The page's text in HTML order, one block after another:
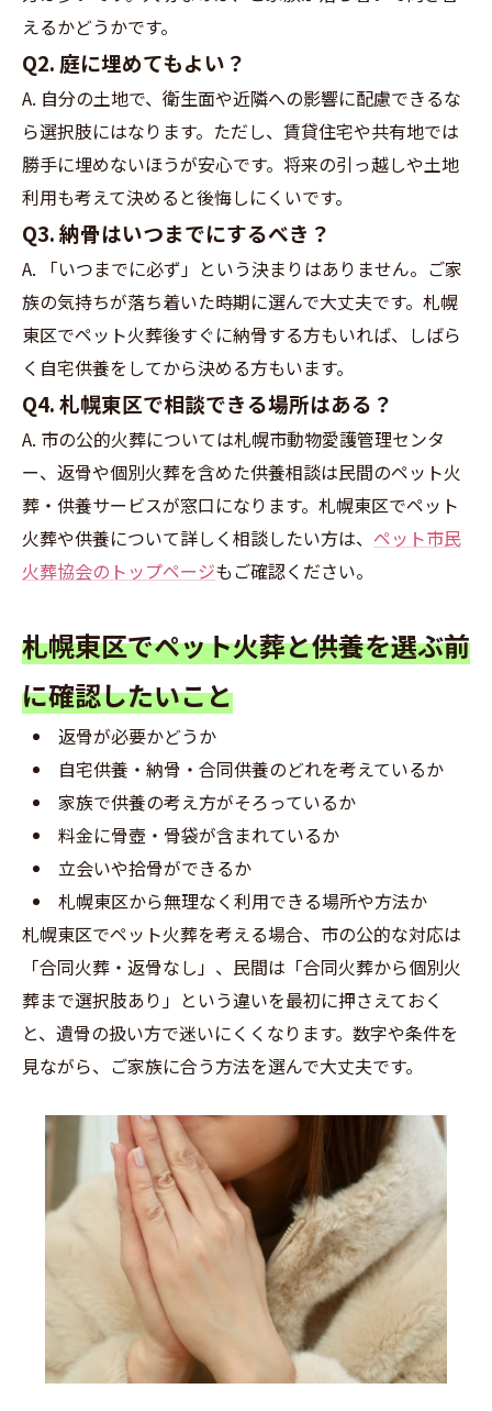
えるかどうかです。
Q2. 庭に埋めてもよい？
A. 自分の土地で、衛生面や近隣への影響に配慮できるな
ら選択肢にはなります。ただし、賃貸住宅や共有地では
勝手に埋めないほうが安心です。将来の引っ越しや土地
利用も考えて決めると後悔しにくいです。
Q3. 納骨はいつまでにするべき？
A. 「いつまでに必ず」という決まりはありません。ご家
族の気持ちが落ち着いた時期に選んで大丈夫です。札幌
東区でペット火葬後すぐに納骨する方もいれば、しばら
く自宅供養をしてから決める方もいます。
Q4. 札幌東区で相談できる場所はある？
A. 市の公的火葬については札幌市動物愛護管理センタ
ー、返骨や個別火葬を含めた供養相談は民間のペット火
葬・供養サービスが窓口になります。札幌東区でペット
火葬や供養について詳しく相談したい方は、 ペット市民
火葬協会のトップページもご確認ください。
札幌東区でペット火葬と供養を選ぶ前
に確認したいこと
返骨が必要かどうか
自宅供養・納骨・合同供養のどれを考えているか
家族で供養の考え方がそろっているか
料金に骨壺・骨袋が含まれているか
立会いや拾骨ができるか
札幌東区から無理なく利用できる場所や方法か
札幌東区でペット火葬を考える場合、市の公的な対応は
「合同火葬・返骨なし」、民間は「合同火葬から個別火
葬まで選択肢あり」という違いを最初に押さえておく
と、遺骨の扱い方で迷いにくくなります。数字や条件を
見ながら、ご家族に合う方法を選んで大丈夫です。